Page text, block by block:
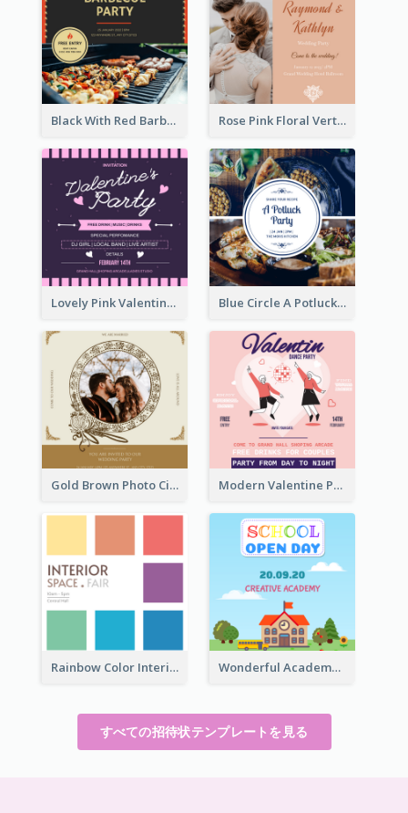
Black With Red Barbecue Housewarming Invitation Rose Pink Floral Vertical Wedding Party Invitation
Lovely Pink Valentine Celebration Invitation Design Ideas Blue Circle A Potluck Party Invitation
Gold Brown Photo Circle Wedding Invitation Modern Valentine Party Pink Invitation Design Templates
Rainbow Color Interior Space Fair Invitation Wonderful Academy School Open Day 2020 Invitation
すべての招待状テンプレートを見る